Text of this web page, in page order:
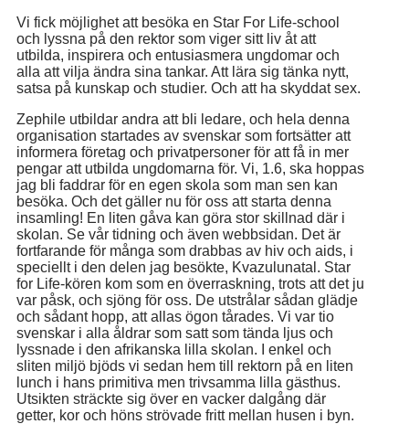
Vi fick möjlighet att besöka en Star For Life-school
och lyssna på den rektor som viger sitt liv åt att
utbilda, inspirera och entusiasmera ungdomar och
alla att vilja ändra sina tankar. Att lära sig tänka nytt,
satsa på kunskap och studier. Och att ha skyddat sex.
Zephile utbildar andra att bli ledare, och hela denna
organisation startades av svenskar som fortsätter att
informera företag och privatpersoner för att få in mer
pengar att utbilda ungdomarna för. Vi, 1.6, ska hoppas
jag bli faddrar för en egen skola som man sen kan
besöka. Och det gäller nu för oss att starta denna
insamling! En liten gåva kan göra stor skillnad där i
skolan. Se vår tidning och även webbsidan. Det är
fortfarande för många som drabbas av hiv och aids, i
speciellt i den delen jag besökte, Kvazulunatal. Star
for Life-kören kom som en överraskning, trots att det ju
var påsk, och sjöng för oss. De utstrålar sådan glädje
och sådant hopp, att allas ögon tårades. Vi var tio
svenskar i alla åldrar som satt som tända ljus och
lyssnade i den afrikanska lilla skolan. I enkel och
sliten miljö bjöds vi sedan hem till rektorn på en liten
lunch i hans primitiva men trivsamma lilla gästhus.
Utsikten sträckte sig över en vacker dalgång där
getter, kor och höns strövade fritt mellan husen i byn.